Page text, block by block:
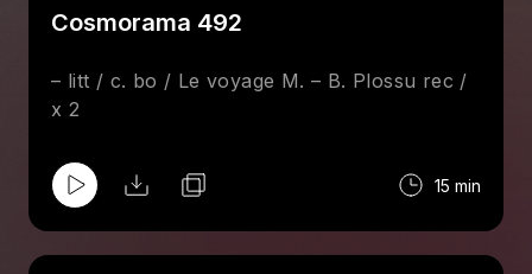
Cosmorama 492
– litt / c. bo / Le voyage M. – B. Plossu rec /
x 2
15 min